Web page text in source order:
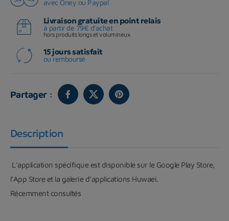
avec Oney ou Paypal
Livraison gratuite en point relais
à partir de 79€ d'achat
hors produits longs et volumineux
15 jours satisfait
ou remboursé
Partager :
Description
L'application spécifique est disponible sur le Google Play Store,
l'App Store et la galerie d'applications Huwaei.
Récemment consultés